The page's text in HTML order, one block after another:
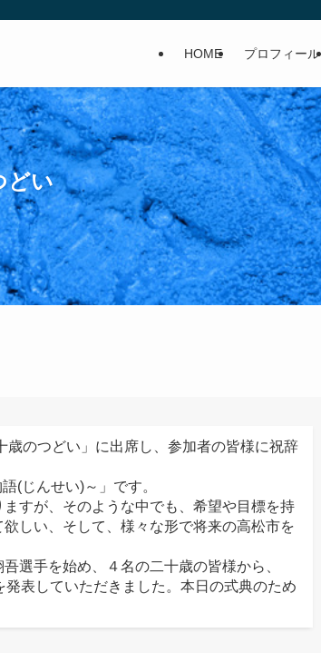
HOME プロフィール
どい
のつどい」に出席し、参加者の皆様に祝辞
(じんせい)～」です。
すが、そのような中でも、希望や目標を持
しい、そして、様々な形で将来の高松市を
選手を始め、４名の二十歳の皆様から、
表していただきました。本日の式典のため